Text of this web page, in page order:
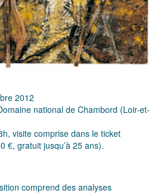
2012
national de Chambord (Loir-et-
visite comprise dans le ticket
€, gratuit jusqu’à 25 ans).
comprend des analyses